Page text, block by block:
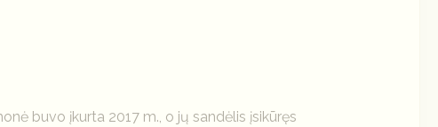
buvo įkurta 2017 m., o jų sandėlis įsikūręs